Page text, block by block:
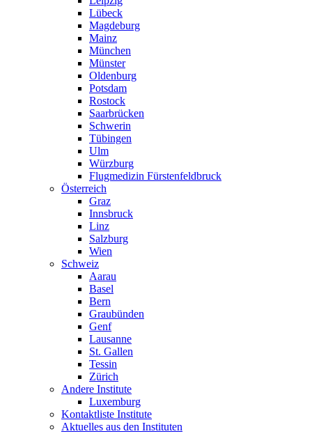
Lübeck
Magdeburg
Mainz
München
Münster
Oldenburg
Potsdam
Rostock
Saarbrücken
Schwerin
Tübingen
Ulm
Würzburg
Flugmedizin Fürstenfeldbruck
Österreich
Graz
Innsbruck
Linz
Salzburg
Wien
Schweiz
Aarau
Basel
Bern
Graubünden
Genf
Lausanne
St. Gallen
Tessin
Zürich
Andere Institute
Luxemburg
Kontaktliste Institute
Aktuelles aus den Instituten